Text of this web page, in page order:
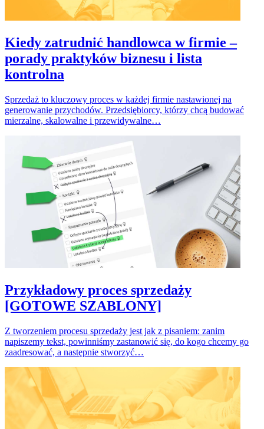
Kiedy zatrudnić handlowca w firmie –
porady praktyków biznesu i lista
kontrolna
Sprzedaż to kluczowy proces w każdej firmie nastawionej na
generowanie przychodów. Przedsiębiorcy, którzy chcą budować
mierzalne, skalowalne i przewidywalne…
Przykładowy proces sprzedaży
[GOTOWE SZABLONY]
Z tworzeniem procesu sprzedaży jest jak z pisaniem: zanim
napiszemy tekst, powinniśmy zastanowić się, do kogo chcemy go
zaadresować, a następnie stworzyć…